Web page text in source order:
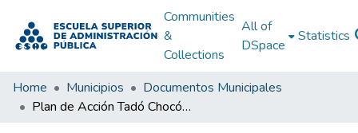
Communities
&
Collections
All of
DSpace
Statistics
Home Municipios
Documentos Municipales
Plan de Acción Tadó Chocó 2012: PA Tadó Chocó 2012